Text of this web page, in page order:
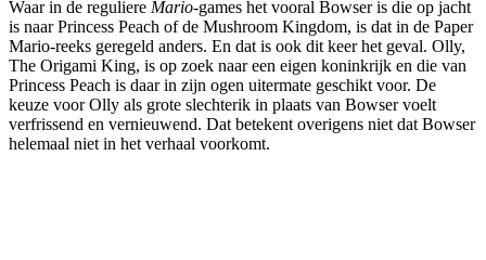
Waar in de reguliere Mario-games het vooral Bowser is die op jacht
is naar Princess Peach of de Mushroom Kingdom, is dat in de Paper
Mario-reeks geregeld anders. En dat is ook dit keer het geval. Olly,
The Origami King, is op zoek naar een eigen koninkrijk en die van
Princess Peach is daar in zijn ogen uitermate geschikt voor. De
keuze voor Olly als grote slechterik in plaats van Bowser voelt
verfrissend en vernieuwend. Dat betekent overigens niet dat Bowser
helemaal niet in het verhaal voorkomt.